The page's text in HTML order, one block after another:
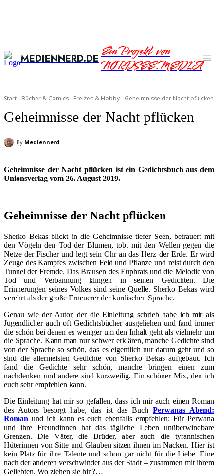
MEDIENNERD.DEEin Projekt von
NORDSEE.MEDIA
Start Bücher & Comics Freizeit & Hobby Geheimnisse der Nacht pflücken
Geheimnisse der Nacht pflücken
By Mediennerd
Geheimnisse der Nacht pflücken ist ein Gedichtsbuch aus dem
Unionsverlag vom 26. August 2019.
Geheimnisse der Nacht pflücken
Sherko Bekas blickt in die Geheimnisse tiefer Seen, betrauert mit
den Vögeln den Tod der Blumen, tobt mit den Wellen gegen die
Netze der Fischer und legt sein Ohr an das Herz der Erde. Er wird
Zeuge des Kampfes zwischen Feld und Pflanze und reist durch den
Tunnel der Fremde. Das Brausen des Euphrats und die Melodie von
Tod und Verbannung klingen in seinen Gedichten. Die
Erinnerungen seines Volkes sind seine Quelle. Sherko Bekas wird
verehrt als der große Erneuerer der kurdischen Sprache.
Genau wie der Autor, der die Einleitung schrieb habe ich mir als
Jugendlicher auch oft Gedichtsbücher ausgeliehen und fand immer
die schön bei denen es weniger um den Inhalt geht als vielmehr um
die Sprache. Kann man nur schwer erklären, manche Gedichte sind
von der Sprache so schön, das es eigentlich nur darum geht und so
sind die allermeisten Gedichte von Sherko Bekas aufgebaut. Ich
fand die Gedichte sehr schön, manche bringen einen zum
nachdenken und andere sind kurzweilig. Ein schöner Mix, den ich
euch sehr empfehlen kann.
Die Einleitung hat mir so gefallen, dass ich mir auch einen Roman
des Autors besorgt habe, das ist das Buch Perwanas Abend:
Roman und ich kann es euch ebenfalls empfehlen: Für Perwana
und ihre Freundinnen hat das tägliche Leben unüberwindbare
Grenzen. Die Väter, die Brüder, aber auch die tyrannischen
Hüterinnen von Sitte und Glauben sitzen ihnen im Nacken. Hier ist
kein Platz für ihre Talente und schon gar nicht für die Liebe. Eine
nach der anderen verschwindet aus der Stadt – zusammen mit ihrem
Geliebten. Wo ziehen sie hin?…